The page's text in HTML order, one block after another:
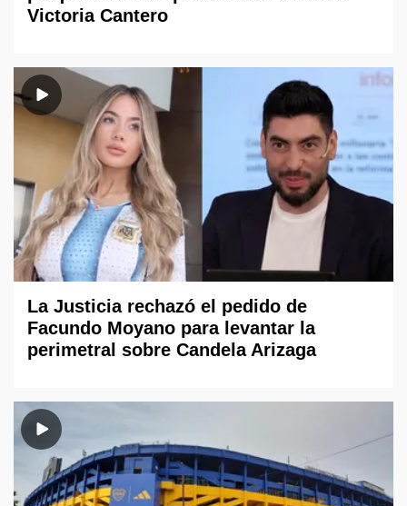
Victoria Cantero
La Justicia rechazó el pedido de
Facundo Moyano para levantar la
perimetral sobre Candela Arizaga